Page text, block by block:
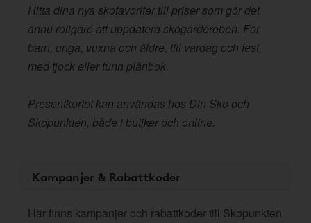
Hitta dina nya skofavoriter till priser som gör det
ännu roligare att uppdatera skogarderoben. För
barn, unga, vuxna och äldre, till vardag och fest,
med tjock eller tunn plånbok.
Presentkortet kan användas hos Din Sko och
Skopunkten, både i butiker och online.
Kampanjer & Rabattkoder
Här finns kampanjer och rabattkoder till Skopunkten